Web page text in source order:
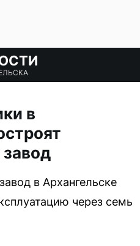
в
в Архангельске
через семь